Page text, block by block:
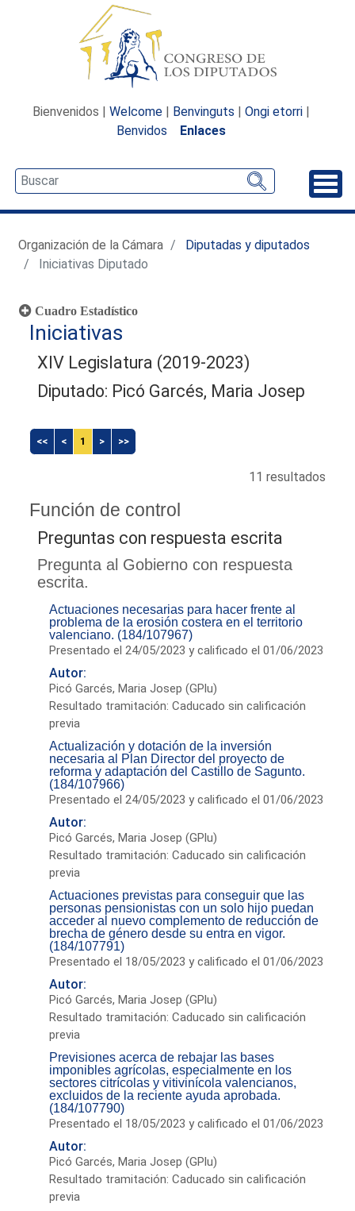
Bienvenidos | Welcome | Benvinguts | Ongi etorri |
Benvidos
Enlaces
Organización de la Cámara
Diputadas y diputados
Iniciativas Diputado
Cuadro Estadístico
Iniciativas
XIV Legislatura (2019-2023)
Diputado: Picó Garcés, Maria Josep
<< < 1 > >>
11 resultados
Función de control
Preguntas con respuesta escrita
Pregunta al Gobierno con respuesta
escrita.
Actuaciones necesarias para hacer frente al
problema de la erosión costera en el territorio
valenciano. (184/107967)
Presentado el 24/05/2023 y calificado el 01/06/2023
Autor:
Picó Garcés, Maria Josep (GPlu)
Resultado tramitación: Caducado sin calificación
previa
Actualización y dotación de la inversión
necesaria al Plan Director del proyecto de
reforma y adaptación del Castillo de Sagunto.
(184/107966)
Presentado el 24/05/2023 y calificado el 01/06/2023
Autor:
Picó Garcés, Maria Josep (GPlu)
Resultado tramitación: Caducado sin calificación
previa
Actuaciones previstas para conseguir que las
personas pensionistas con un solo hijo puedan
acceder al nuevo complemento de reducción de
brecha de género desde su entra en vigor.
(184/107791)
Presentado el 18/05/2023 y calificado el 01/06/2023
Autor:
Picó Garcés, Maria Josep (GPlu)
Resultado tramitación: Caducado sin calificación
previa
Previsiones acerca de rebajar las bases
imponibles agrícolas, especialmente en los
sectores citrícolas y vitivinícola valencianos,
excluidos de la reciente ayuda aprobada.
(184/107790)
Presentado el 18/05/2023 y calificado el 01/06/2023
Autor:
Picó Garcés, Maria Josep (GPlu)
Resultado tramitación: Caducado sin calificación
previa